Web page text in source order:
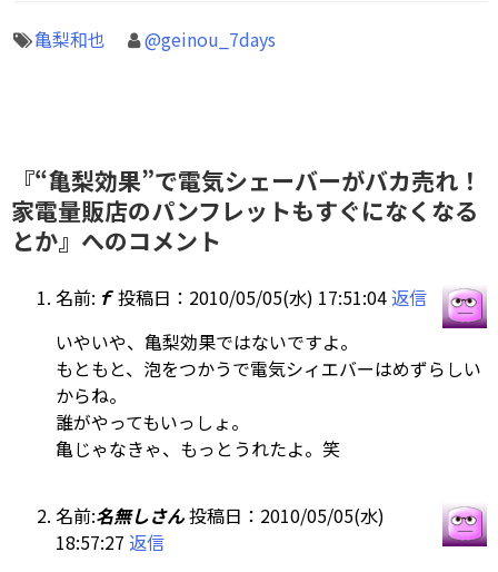
亀梨和也 @geinou_7days
『“亀梨効果”で電気シェーバーがバカ売れ！
家電量販店のパンフレットもすぐになくなる
とか』へのコメント
名前: ｆ投稿日：2010/05/05(水) 17:51:04返信
いやいや、亀梨効果ではないですよ。
もともと、泡をつかうで電気シィエバーはめずらしい
からね。
誰がやってもいっしょ。
亀じゃなきゃ、もっとうれたよ。笑
名前:名無しさん投稿日：2010/05/05(水)
18:57:27 返信